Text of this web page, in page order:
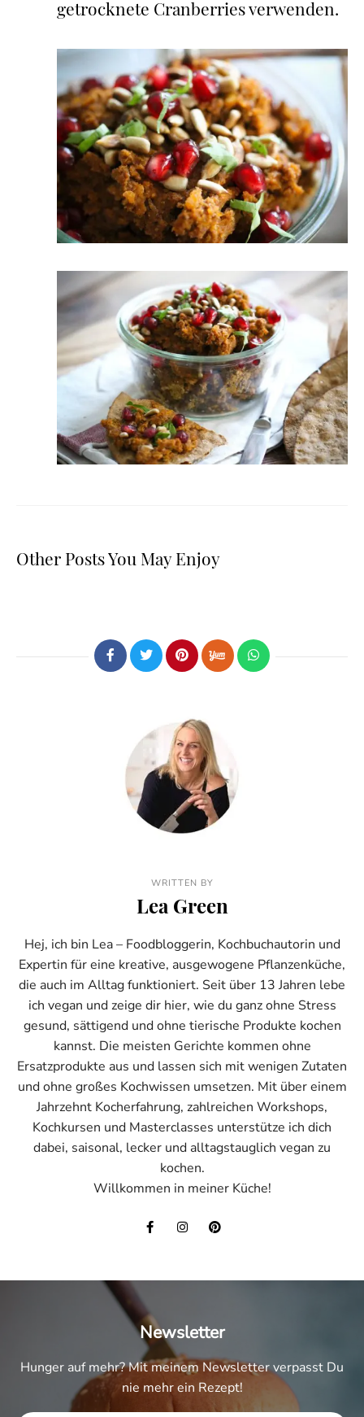
getrocknete Cranberries verwenden.
Other Posts You May Enjoy
WRITTEN BY
Lea Green
Hej, ich bin Lea – Foodbloggerin, Kochbuchautorin und
Expertin für eine kreative, ausgewogene Pflanzenküche,
die auch im Alltag funktioniert. Seit über 13 Jahren lebe
ich vegan und zeige dir hier, wie du ganz ohne Stress
gesund, sättigend und ohne tierische Produkte kochen
kannst. Die meisten Gerichte kommen ohne
Ersatzprodukte aus und lassen sich mit wenigen Zutaten
und ohne großes Kochwissen umsetzen. Mit über einem
Jahrzehnt Kocherfahrung, zahlreichen Workshops,
Kochkursen und Masterclasses unterstütze ich dich
dabei, saisonal, lecker und alltagstauglich vegan zu
kochen.
Willkommen in meiner Küche!
Newsletter
Hunger auf mehr? Mit meinem Newsletter verpasst Du
nie mehr ein Rezept!